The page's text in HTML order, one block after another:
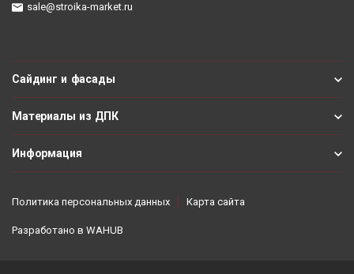
sale@stroika-market.ru
Сайдинг и фасады
Материалы из ДПК
Информация
Политика персональных данных Карта сайта
Разработано в WAHUB